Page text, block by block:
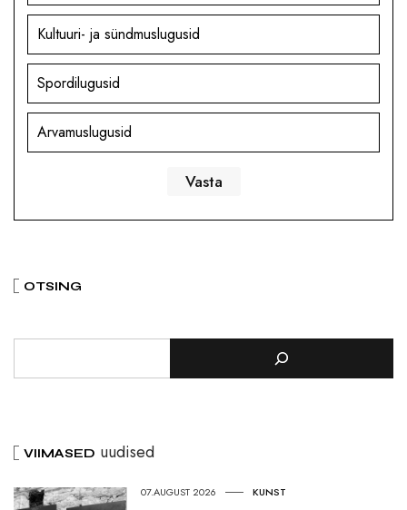
Kultuuri- ja sündmuslugusid
Spordilugusid
Arvamuslugusid
OTSING
VIIMASED uudised
07.AUGUST 2026 KUNST